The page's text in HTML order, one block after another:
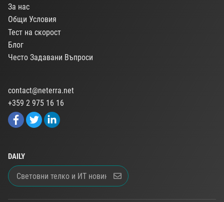
За нас
Общи Условия
Тест на скорост
Блог
Често Задавани Въпроси
contact@neterra.net
+359 2 975 16 16
DAILY